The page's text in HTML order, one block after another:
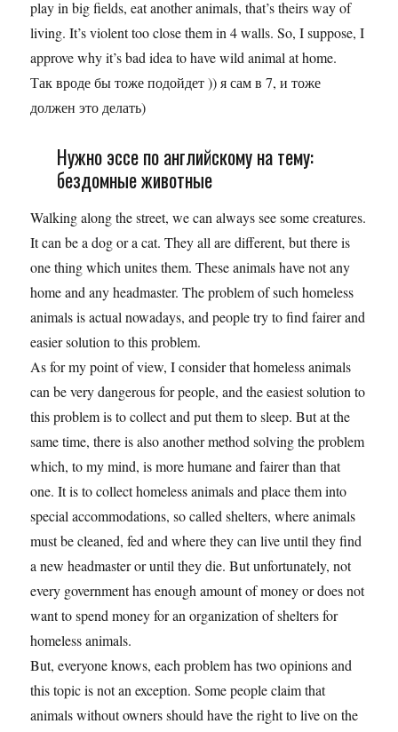
play in big fields, eat another animals, that’s theirs way of
living. It’s violent too close them in 4 walls. So, I suppose, I
approve why it’s bad idea to have wild animal at home.
Так вроде бы тоже подойдет )) я сам в 7, и тоже
должен это делать)
Нужно эссе по английскому на тему:
бездомные животные
Walking along the street, we can always see some creatures.
It can be a dog or a cat. They all are different, but there is
one thing which unites them. These animals have not any
home and any headmaster. The problem of such homeless
animals is actual nowadays, and people try to find fairer and
easier solution to this problem.
As for my point of view, I consider that homeless animals
can be very dangerous for people, and the easiest solution to
this problem is to collect and put them to sleep. But at the
same time, there is also another method solving the problem
which, to my mind, is more humane and fairer than that
one. It is to collect homeless animals and place them into
special accommodations, so called shelters, where animals
must be cleaned, fed and where they can live until they find
a new headmaster or until they die. But unfortunately, not
every government has enough amount of money or does not
want to spend money for an organization of shelters for
homeless animals.
But, everyone knows, each problem has two opinions and
this topic is not an exception. Some people claim that
animals without owners should have the right to live on the